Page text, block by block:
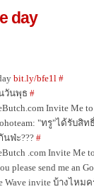
day
bit.ly/bfe1l #
วันพุธ #
Invite Me
"ทรู"ได้รั
นฟ่ะ??? #
.com Invite Me
please send me an
Wave invite บ้างไหมค